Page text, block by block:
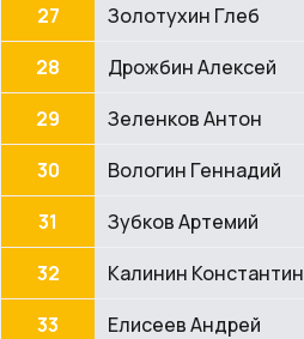
27
Золотухин Глеб
28
Дрожбин Алексей
29
Зеленков Антон
30
Вологин Геннадий
31
Зубков Артемий
32
Калинин Константин
33
Елисеев Андрей